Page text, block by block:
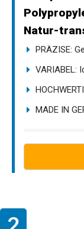
Natur-
PRÄZISE:
VARIABEL:
MADE IN